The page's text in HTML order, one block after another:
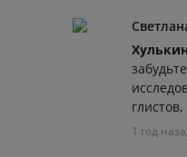
Хулькин
1 год